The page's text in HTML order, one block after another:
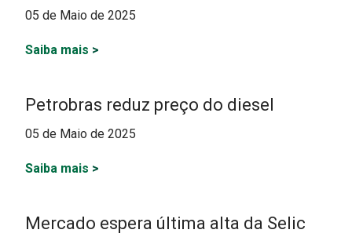
05 de Maio de 2025
Saiba mais >
Petrobras reduz preço do diesel
05 de Maio de 2025
Saiba mais >
Mercado espera última alta da Selic